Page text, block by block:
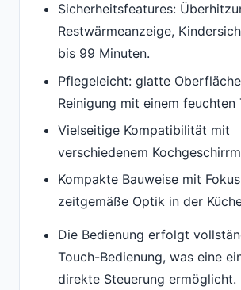
Sicherheitsfeatures:
Restwärmeanzeige,
bis 99 Minuten.
Pflegeleicht: glatte
Reinigung mit einem feuchten
Vielseitige Kompatibilität mit
verschiedenem
Kompakte Bauweise mit
zeitgemäße Optik in der
Die Bedienung erfolgt
Touch-Bedienung, was eine
direkte Steuerung ermöglicht.